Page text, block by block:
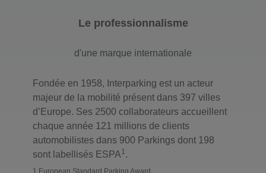
Le professionnalisme
d'une marque internationale
Fondée en 1958, Interparking est un acteur
majeur de la mobilité présent dans 397 villes
d’Europe. Ses 2500 collaborateurs accueillent
chaque année 121 millions de clients
automobilistes dans 900 Parkings dont 198
sont labellisés ESPA1.